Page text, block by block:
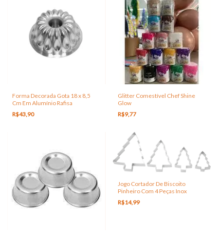
Forma Decorada Gota 18 x 8,5
Cm Em Alumínio Rafisa
R$43,90
Glitter Comestível Chef Shine
Glow
R$9,77
Jogo Cortador De Biscoito
Pinheiro Com 4 Peças Inox
R$14,99